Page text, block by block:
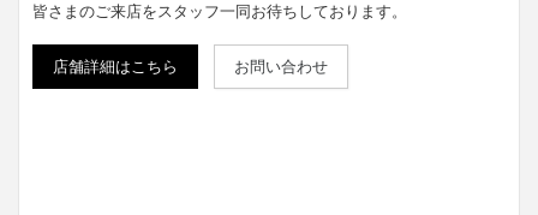
皆さまのご来店をスタッフ一同お待ちしております。
店舗詳細はこちら お問い合わせ